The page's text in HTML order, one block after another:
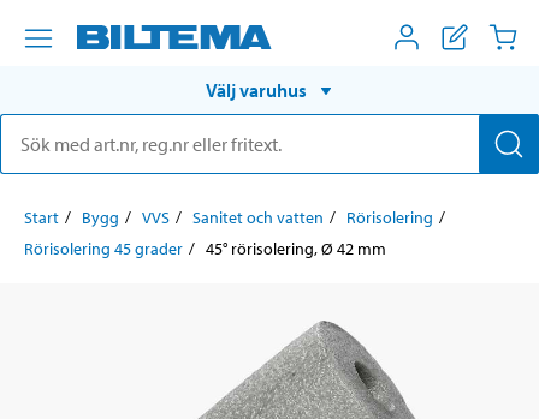
Välj varuhus
Start Bygg VVS Sanitet och vatten
Rörisolering
Rörisolering 45 grader
45° rörisolering, Ø 42 mm